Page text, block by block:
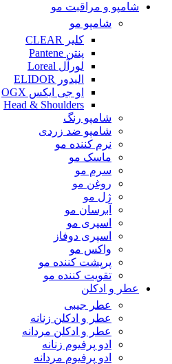
شامپو و مراقبت مو
شامپو مو
کلیر CLEAR
پنتن Pantene
لورآل Loreal
الیدور ELIDOR
او جی ایکس OGX
Head & Shoulders
شامپو رنگ
شامپو ضد زردی
نرم کننده مو
ماسک مو
سرم مو
روغن مو
ژل مو
آبرسان مو
اسپری مو
اسپری دوفاز
واکس مو
پرپشت کننده مو
تقویت کننده مو
عطر و ادکلن
عطر جیبی
عطر و ادکلن زنانه
عطر و ادکلن مردانه
ادو پرفیوم زنانه
ادو پرفیوم مردانه